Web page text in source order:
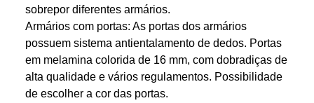
sobrepor diferentes armários.
Armários com portas: As portas dos armários
possuem sistema antientalamento de dedos. Portas
em melamina colorida de 16 mm, com dobradiças de
alta qualidade e vários regulamentos. Possibilidade
de escolher a cor das portas.